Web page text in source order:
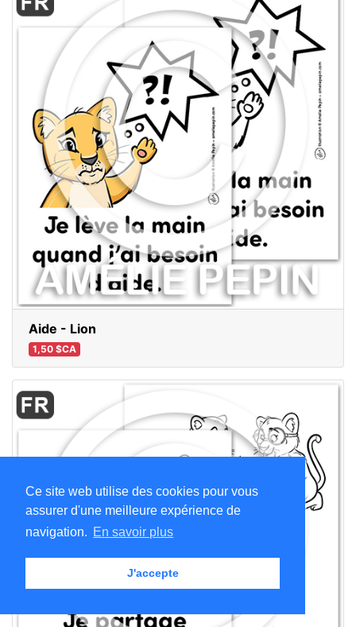
Ce site web utilise des cookies pour vous
assurer d'une meilleure expérience de
navigation. En savoir plus
J'accepte
Aide - Lion
1,50 $CA